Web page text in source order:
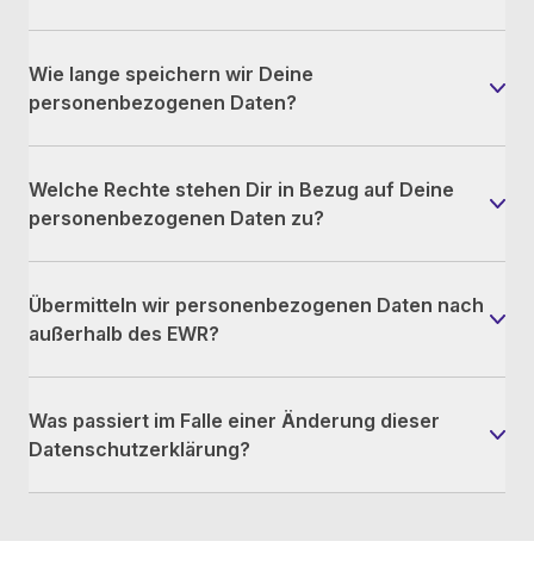
Wie lange speichern wir Deine
personenbezogenen Daten?
Welche Rechte stehen Dir in Bezug auf Deine
personenbezogenen Daten zu?
Übermitteln wir personenbezogenen Daten nach
außerhalb des EWR?
Was passiert im Falle einer Änderung dieser
Datenschutzerklärung?